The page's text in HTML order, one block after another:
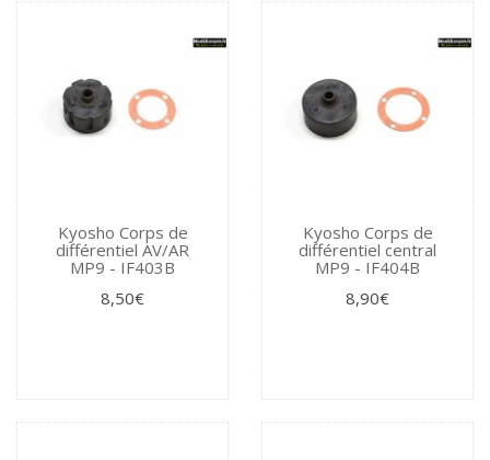
Kyosho Corps de
différentiel AV/AR
MP9 - IF403B
8,50€
Kyosho Corps de
différentiel central
MP9 - IF404B
8,90€